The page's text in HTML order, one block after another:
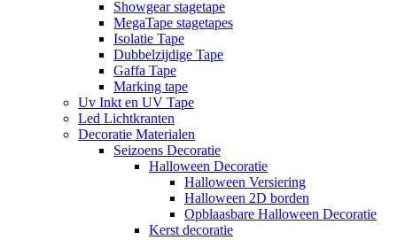
Showgear stagetape
MegaTape stagetapes
Isolatie Tape
Dubbelzijdige Tape
Gaffa Tape
Marking tape
Uv Inkt en UV Tape
Led Lichtkranten
Decoratie Materialen
Seizoens Decoratie
Halloween Decoratie
Halloween Versiering
Halloween 2D borden
Opblaasbare Halloween Decoratie
Kerst decoratie